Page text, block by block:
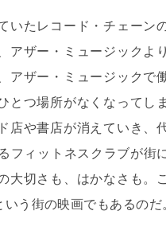
いたレコード・チェーン
アザー・ミュージックよ
アザー・ミュージックで
とつ場所がなくなってし
店や書店が消えていき、
フィットネスクラブが街
大切さも、はかなさも。
う街の映画でもあるのだ